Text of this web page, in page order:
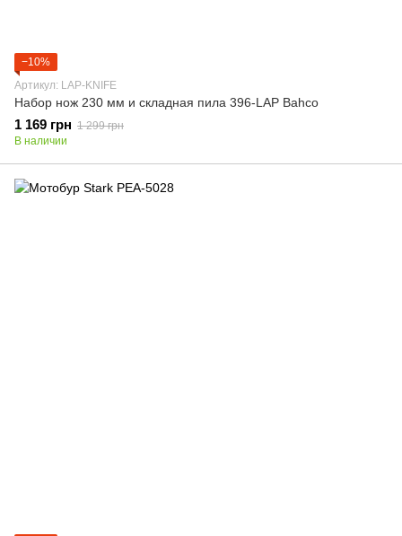
−10%
Артикул: LAP-KNIFE
Набор нож 230 мм и складная пила 396-LAP Bahсo
1 169 грн 1 299 грн
В наличии